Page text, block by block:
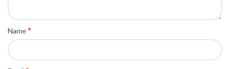
Name*